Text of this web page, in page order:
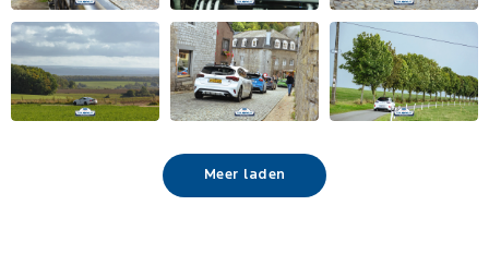
Meer laden